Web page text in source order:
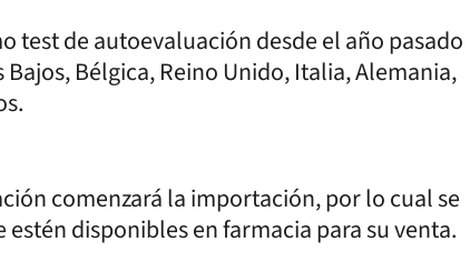
test de autoevaluación desde el año pasado
Bélgica, Reino Unido, Italia, Alemania,
comenzará la importación, por lo cual se
disponibles en farmacia para su venta.